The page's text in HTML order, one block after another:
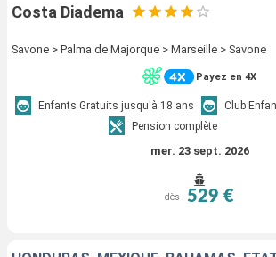
Costa Diadema
Savone > Palma de Majorque > Marseille > Savone
Payez en 4X
Enfants Gratuits jusqu'à 18 ans
Club
Pension complète
mer. 23 sept. 2026
dès 529 €